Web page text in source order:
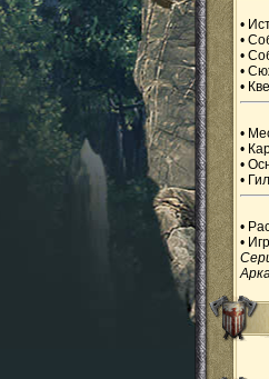
•
•
•
•
•
•
•
•
•
•
•